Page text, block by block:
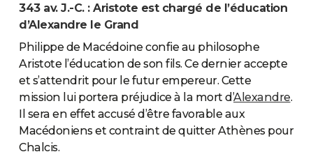
343 av. J.-C. : Aristote est chargé de l’éducation
d’Alexandre le Grand
Philippe de Macédoine confie au philosophe
Aristote l’éducation de son fils. Ce dernier accepte
et s’attendrit pour le futur empereur. Cette
mission lui portera préjudice à la mort d’Alexandre.
Il sera en effet accusé d’être favorable aux
Macédoniens et contraint de quitter Athènes pour
Chalcis.